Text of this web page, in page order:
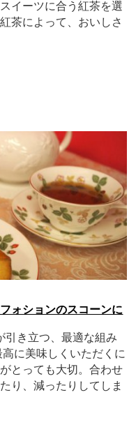
イーツに合う紅茶を選
茶によって、おいしさ
ォションのスコーンに
引き立つ、最適な組み
に美味しくいただくに
とっても大切。合わせ
り、減ったりしてしま